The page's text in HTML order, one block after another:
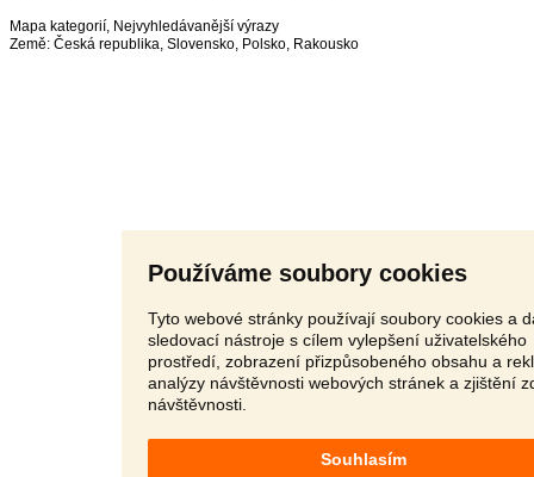
Používáme soubory cookies
Tyto webové stránky používají soubory cookies a
sledovací nástroje s cílem vylepšení uživatelského
prostředí, zobrazení přizpůsobeného obsahu a
analýzy návštěvnosti webových stránek a zjištění
návštěvnosti.
Souhlasím
Mapa kategorií, Nejvyhledávanější výrazy
Země: Česká republika, Slovensko, Polsko, Rakousko